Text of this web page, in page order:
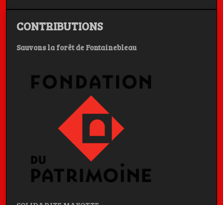
Les Artistes ont la Parole, c'est aussi dans la poche
CONTRIBUTIONS
Sauvons la forêt de Fontainebleau